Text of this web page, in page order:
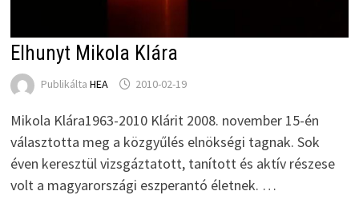
Elhunyt Mikola Klára
Publikálta HEA 2010-02-19
Mikola Klára1963-2010 Klárit 2008. november 15-én
választotta meg a közgyűlés elnökségi tagnak. Sok
éven keresztül vizsgáztatott, tanított és aktív részese
volt a magyarországi eszperantó életnek. …